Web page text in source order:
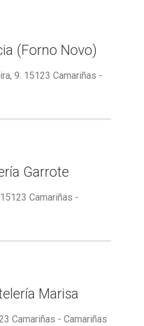
(Forno Novo)
9. 15123 Camariñas -
Garrote
Camariñas -
Marisa
Camariñas - Camariñas